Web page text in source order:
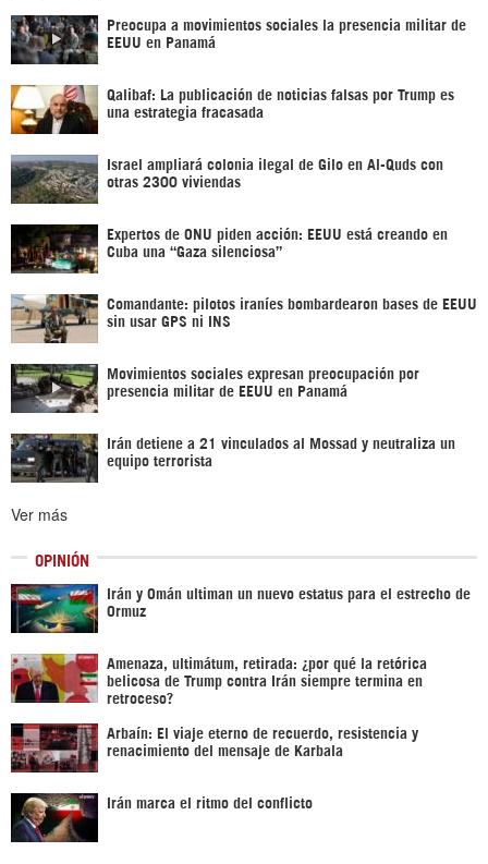
Preocupa a movimientos sociales la presencia militar de
EEUU en Panamá
Qalibaf: La publicación de noticias falsas por Trump es
una estrategia fracasada
Israel ampliará colonia ilegal de Gilo en Al-Quds con
otras 2300 viviendas
Expertos de ONU piden acción: EEUU está creando en
Cuba una “Gaza silenciosa”
Comandante: pilotos iraníes bombardearon bases de EEUU
sin usar GPS ni INS
Movimientos sociales expresan preocupación por
presencia militar de EEUU en Panamá
Irán detiene a 21 vinculados al Mossad y neutraliza un
equipo terrorista
Ver más
OPINIÓN
Irán y Omán ultiman un nuevo estatus para el estrecho de
Ormuz
Amenaza, ultimátum, retirada: ¿por qué la retórica
belicosa de Trump contra Irán siempre termina en
retroceso?
Arbaín: El viaje eterno de recuerdo, resistencia y
renacimiento del mensaje de Karbala
Irán marca el ritmo del conflicto